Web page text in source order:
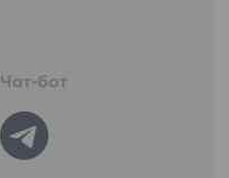
Чат-бот